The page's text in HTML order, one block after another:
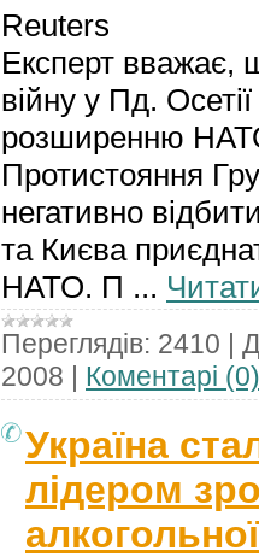
Reuters
Експерт вважає,
війну у Пд.
розширенню
Протистояння
негативно
та Києва
НАТО. П ...
Переглядів: 2410 |
2008 | Коментарі (0)
Україна
лідером